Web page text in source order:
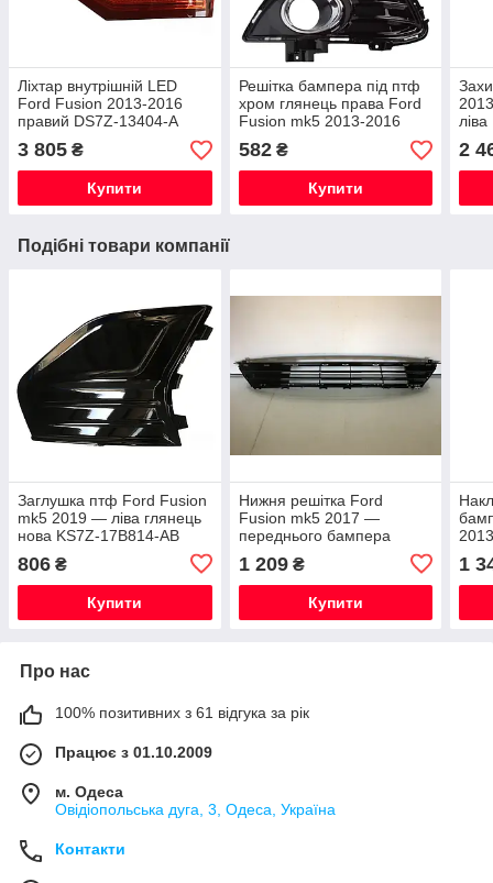
Ліхтар внутрішній LED
Ford Fusion 2013-2016
правий DS7Z-13404-A
3 805 ₴
Купити
Решітка бампера під птф
хром глянець права Ford
Fusion mk5 2013-2016
DS7Z-17B814-BB
582₴
Купити
2
Подібні товари компанії
Заглушка птф Ford Fusion
mk5 2019 — ліва глянець
нова KS7Z-17B814-AB
806 ₴
Купити
Нижня решітка Ford
Fusion mk5 2017 —
переднього бампера
глянець HS7Z-17B968-BA
1 209₴
Купити
1
Про нас
100% позитивних з 61 відгука за рік
Працює з 01.10.2009
м. Одеса
Овідіопольська дуга, 3, Одеса, Україна
Контакти